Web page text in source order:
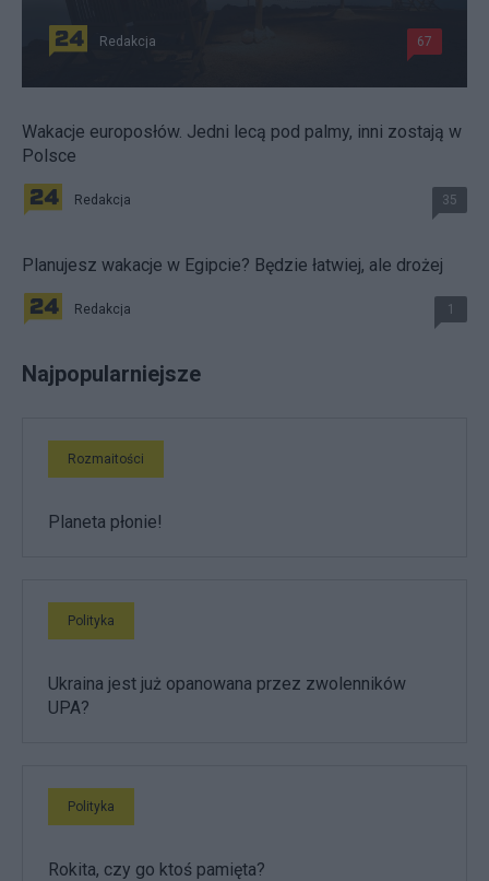
Redakcja 67
Wakacje europosłów. Jedni lecą pod palmy, inni zostają w
Polsce
Redakcja 35
Planujesz wakacje w Egipcie? Będzie łatwiej, ale drożej
Redakcja 1
Najpopularniejsze
Rozmaitości
Planeta płonie!
Polityka
Ukraina jest już opanowana przez zwolenników
UPA?
Polityka
Rokita, czy go ktoś pamięta?